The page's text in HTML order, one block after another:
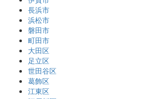
長浜市
浜松市
磐田市
町田市
大田区
足立区
世田谷区
葛飾区
江東区